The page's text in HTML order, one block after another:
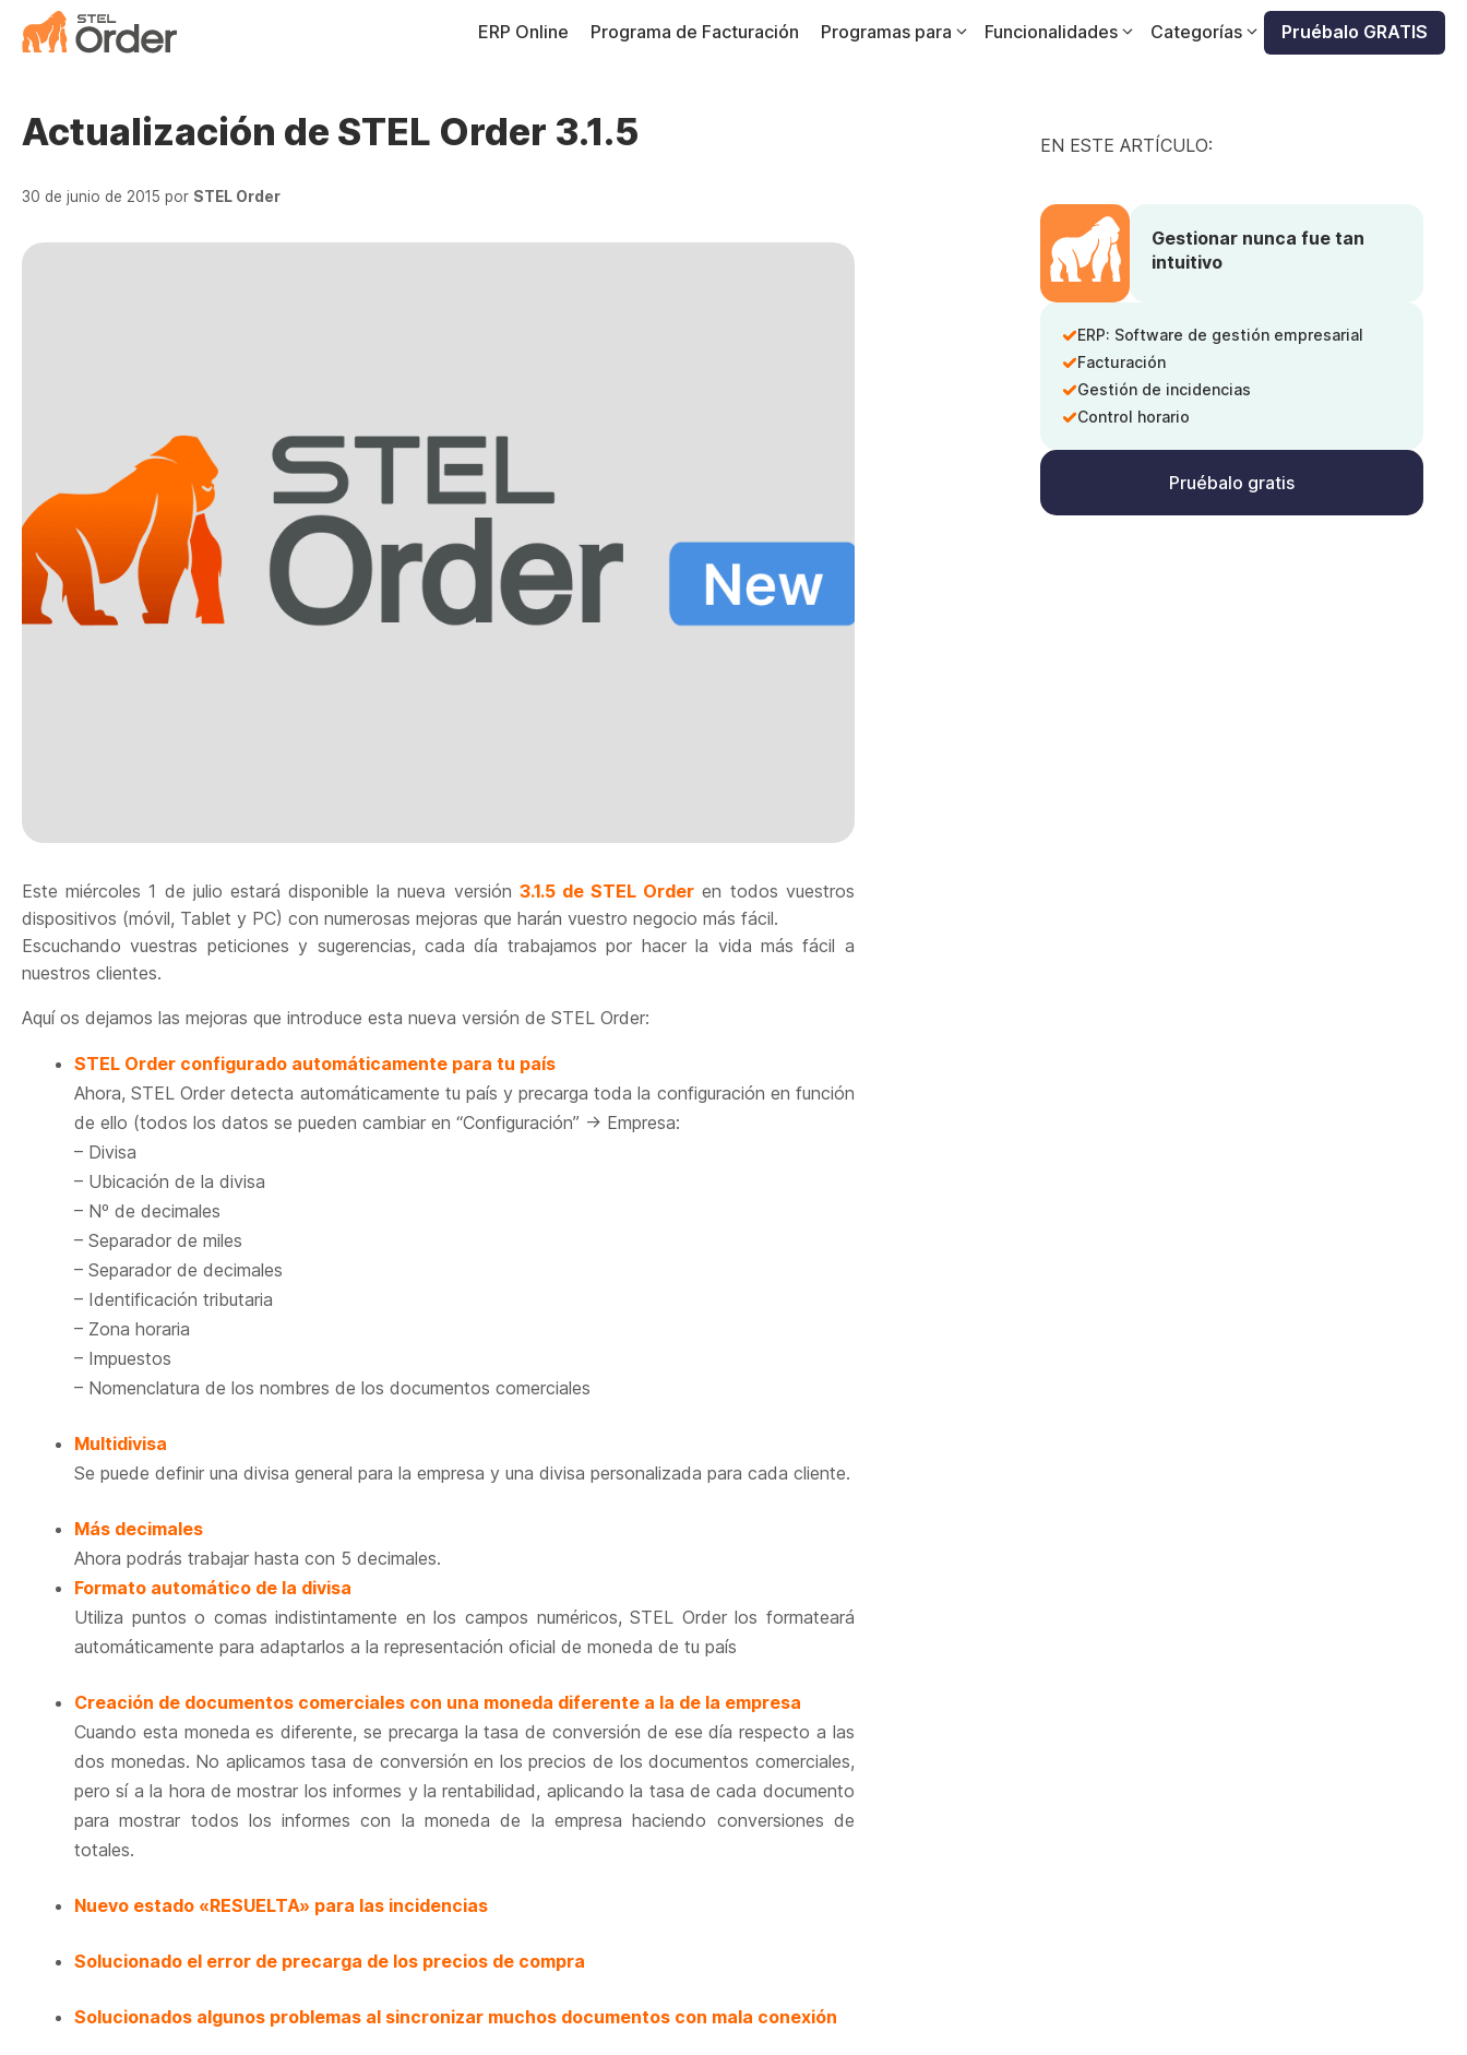
ERP Online Programa de Facturación Programas para Funcionalidades Categorías Pruébalo GRATIS
Actualización de STEL Order 3.1.5
30 de junio de 2015 por STEL Order
Este miércoles 1 de julio estará disponible la nueva versión 3.1.5 de STEL Order en todos vuestros
dispositivos (móvil, Tablet y PC) con numerosas mejoras que harán vuestro negocio más fácil.
Escuchando vuestras peticiones y sugerencias, cada día trabajamos por hacer la vida más fácil a
nuestros clientes.
Aquí os dejamos las mejoras que introduce esta nueva versión de STEL Order:
STEL Order configurado automáticamente para tu país
Ahora, STEL Order detecta automáticamente tu país y precarga toda la configuración en función
de ello (todos los datos se pueden cambiar en “Configuración” -> Empresa:
– Divisa
– Ubicación de la divisa
– Nº de decimales
– Separador de miles
– Separador de decimales
– Identificación tributaria
– Zona horaria
– Impuestos
– Nomenclatura de los nombres de los documentos comerciales
Multidivisa
Se puede definir una divisa general para la empresa y una divisa personalizada para cada cliente.
Más decimales
Ahora podrás trabajar hasta con 5 decimales.
Formato automático de la divisa
Utiliza puntos o comas indistintamente en los campos numéricos, STEL Order los formateará
automáticamente para adaptarlos a la representación oficial de moneda de tu país
Creación de documentos comerciales con una moneda diferente a la de la empresa
Cuando esta moneda es diferente, se precarga la tasa de conversión de ese día respecto a las
dos monedas. No aplicamos tasa de conversión en los precios de los documentos comerciales,
pero sí a la hora de mostrar los informes y la rentabilidad, aplicando la tasa de cada documento
para mostrar todos los informes con la moneda de la empresa haciendo conversiones de
totales.
Nuevo estado «RESUELTA» para las incidencias
Solucionado el error de precarga de los precios de compra
Solucionados algunos problemas al sincronizar muchos documentos con mala conexión
EN ESTE ARTÍCULO:
Gestionar nunca fue tan
intuitivo
ERP: Software de gestión empresarial
Facturación
Gestión de incidencias
Control horario
Pruébalo gratis